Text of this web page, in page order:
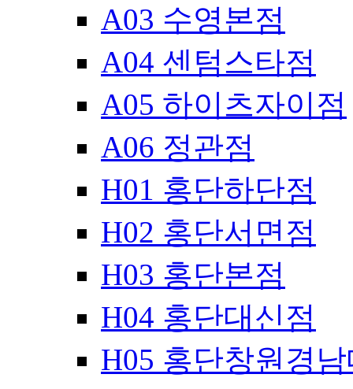
A03 수영본점
A04 센텀스타점
A05 하이츠자이점
A06 정관점
H01 홍단하단점
H02 홍단서면점
H03 홍단본점
H04 홍단대신점
H05 홍단창원경